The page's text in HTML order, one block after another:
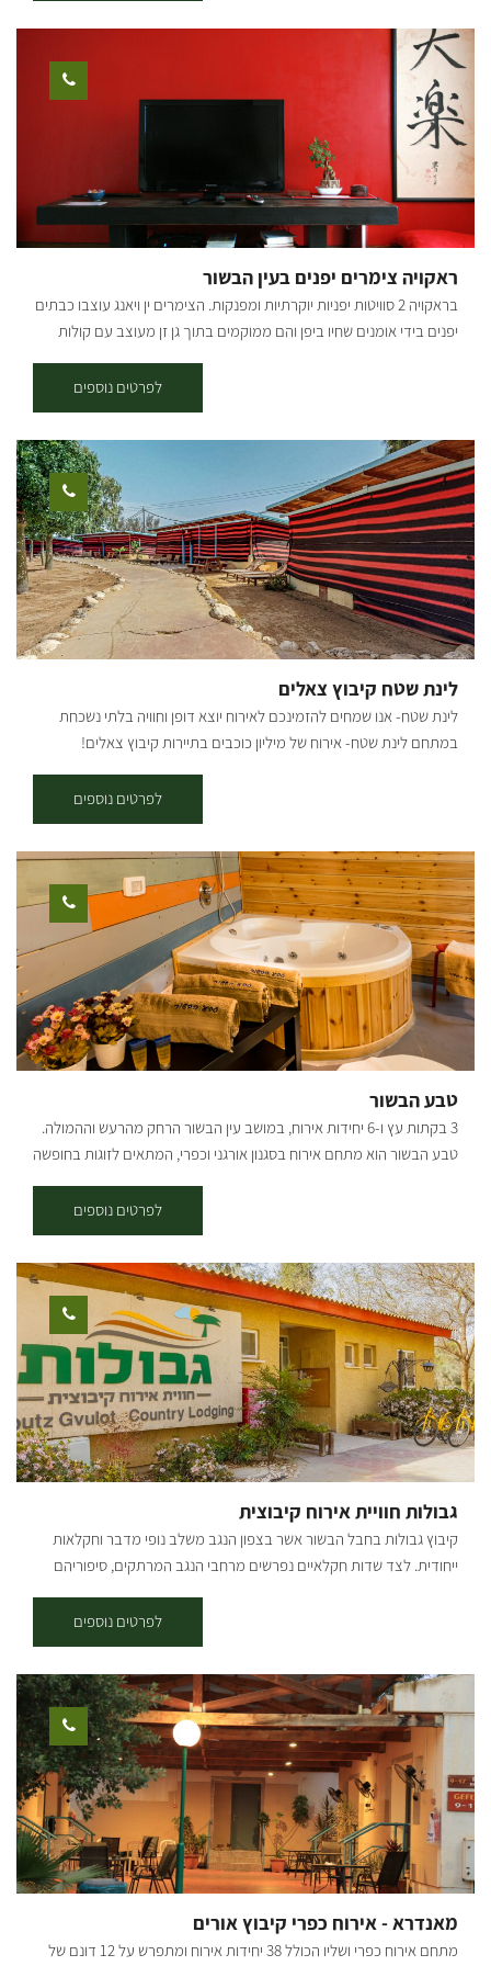
מתאים לאירוח יומי עד 25 איש. ניתן להתארח וללון ליחידים, משפחות
והדגמה של בניה באדמה סדנאות בניה ויצירה באדמה (חד פעמי או יותר)
קורס בניה באדמה (4 מפגשים או יותר) קליעה בגבעולי בננות, סנסני דקל
מפגש נשים סביב מדורה בערב השתתפות במפגשי תרבות ופנאי
ids="29918,29922,29924,25663,29920,29938,25661,29936,29934,29
932,29928,29926,29916,25655,29914,29910"]
ראקויה צימרים יפנים בעין הבשור
בראקויה 2 סוויטות יפניות יוקרתיות ומפנקות. הצימרים ין ויאנג עוצבו כבתים
יפנים בידי אומנים שחיו ביפן והם ממוקמים בתוך גן זן מעוצב עם קולות
מפלט מרעש העיר או סתם רוצים להתפנק, פה תוכלו למצוא המון שקט יופי
ואנרגיות... בצימר-ג'קוזי בחדר אמבטיה מעוצב, ריהוט בסגנון יפני, מטבח
מאובזר, מכונת אספרסו, עוגיות הבית, נרות, טלוויזיה בכבלים וחיבור
לאינטרנט. להשלמת החוויה עיסויים מפנקים וסדנאות שונות: הכנת סושי,
חשיפה לטאיי צ'י ומפגש להעשרה זוגית – מינית. הצימרים מיועדים לזוגות.
גלריית תמונות: [gallery link="none"
ids="15935,15939,15947,15949,15951,15937,15930,15943,15928"]
לפרטים נוספים
לינת שטח קיבוץ צאלים
לינת שטח- אנו שמחים להזמינכם לאירוח יוצא דופן וחוויה בלתי נשכחת
במתחם לינת שטח- אירוח של מיליון כוכבים בתיירות קיבוץ צאלים!
כוכבים ושקט פסטורלי בלב המדבר. במתחם סוכות לינה מוארות מרווחות
ונעימות, מטבח מאובזר לשימוש האורחים הכולל מקררים, כיורים ושולחן
עבודה, כירת גז ומנגלים, פינות למדורה, שולחנות קק"ל, שירותים ומקלחות
מאובזרים היטב ומים חמים 24/7. בסוכות הלינה תאורה, מחצלות ומזרנים,
נקודות חשמל, שולחנות וספסלים. אירוח בקיבוץ צאלים היושב על נחל
הבשור במועצה האזורית אשכול, מקנה לכם בנוסף למתחם לינת השטח
כניסה חופשית לבריכת השחייה (בעונה). מחירים: החל מ- 125 ש"ח לאדם
כולל אמצ"ש וסופ"ש כולל דרום אדום בריכה- בריכת שחייה חצי אולימפית
יפהפייה, מטופחת ומטופחת, מגרשי ספורט, כדורעף חופים, טניס, כדורסל
וכדורגל. אירועים- המקום המושלם לאירוע שלכם! תנו לנו להפוך את
האירוע שלכם לחוויה בלתי נשכחת. אירועי חברה, ימי כיף וגיבוש,
הולדת ועוד. ארוחת בוקר בתוספת תשלום והזמנה מראש
לפרטים נוספים
טבע הבשור
3 בקתות עץ ו-6 יחידות אירוח, במושב עין הבשור הרחק מהרעש וההמולה.
טבע הבשור הוא מתחם אירוח בסגנון אורגני וכפרי, המתאים לזוגות בחופשה
בהן סלון מרווח, מטבח מאובזר, חדר שינה זוגי וחדרי שינה לילדים, טלויזיות
וDVD, ג'קוזי, מקלחת ושני חדרי שירותים. בנוסף למיטה הזוגית יש בכל חדר,
ספה הנפתחת למיטה זוגית , מטבח ופינת אוכל ,מקרר ,מיקרוגל ופלטה
חשמלית. בחצר? תוכלו להתרווח בפינת הישיבה במרפסת וליהנות מגינה
מטופחת ורחבת דשא. אצלנו תהנו מאירוח מאיר פנים ומפנק, כמו כן תוכלו
ליהנות בזמן חופשתכם משפע של ירקות אורגניים הגדלים בגן הירק שלנו.
מומלץ במיוחד לחובבי בישול, או למשפחות עם ילדים שיוכלו לגלות איך
גדלים הירקות לפני שהם מגיעים לצלחת. המקום בנוי באופן המאפשר גישה
לכיסא גלגלים. החדרים מתאימים לזוגות או משפחות עד 5 אנשים.
לפרטים נוספים
גבולות חוויית אירוח קיבוצית
קיבוץ גבולות בחבל הבשור אשר בצפון הנגב משלב נופי מדבר וחקלאות
ייחודית. לצד שדות חקלאיים נפרשים מרחבי הנגב המרתקים, סיפוריהם
בנגב מבטיח לכם חופשה המשלבת נגיעה קיבוצית עם היסטוריה מפוארת
ושקט ורוגע ללא הפסקה. בגבולות שני מתחמי אירוח: 26 יחידות אירוח
קיבוציות צמודות קרקע המותאמות עד זוג +3 בכל יחידה יש מטבחון עם
מקרר, מיקרוגל וערכת קפה, מזגן, וטלוויזיה בכבלים. אירוח שיתופי: שתי
מלוניות משפחתיות/ קבוצתיות המעוצבות בסגנון מקסיקני מלונית אחת עם
10 חדרי שינה (36 מיטות) והשנייה עם 7 חדרי שינה (24 מיטות) בכל חדר
שירותים ומקלחת פרטיים ובכל מלונית מטבח וסלון משותפים.. סביבת
האתר ירוקה ומטופחת, מדשאות מוריקות, עצים וצל לרוב, מתקני מנגל,
שולחנות פיקניק, נדנדות וערסלים המעניקים תחושה של שלווה קיבוצית
אוטנטית. בקיבוץ עומדים לרשותכם: חדר אוכל כשר, בריכת שחייה מקורה
ומחוממת פעילה כל השנה, פאב, מרכולית, מגרשי ספורט ומתקני כושר
של קיבוץ גבולות מאז ועד היום דרך יצירות פסיפס מקומיות. מימי המעבר
ממצפה גבולות לקיבוץ החדש, מימי בתי הילדים ועד הלינה המשפחתית
לפרטים נוספים
מאנדרא - אירוח כפרי קיבוץ אורים
מתחם אירוח כפרי ושליו הכולל 38 יחידות אירוח ומתפרש על 12 דונם של